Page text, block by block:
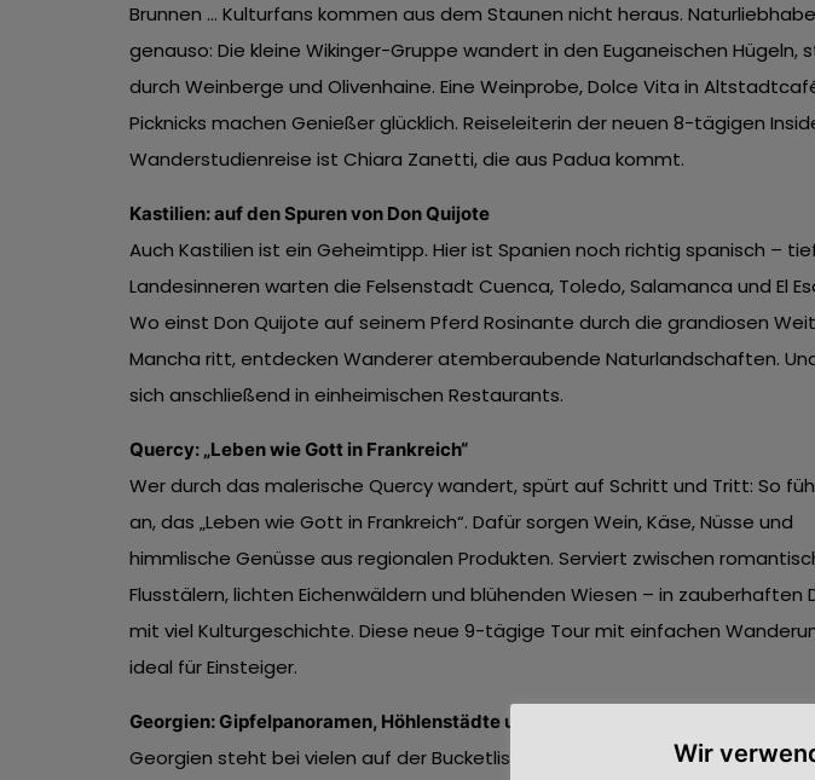
Brunnen … Kulturfans kommen aus dem Staunen nicht heraus.
genauso: Die kleine Wikinger-Gruppe wandert in den Euganeischen Hügeln,
durch Weinberge und Olivenhaine. Eine Weinprobe, Dolce Vita in
Picknicks machen Genießer glücklich. Reiseleiterin der neuen 8-tägigen
Wanderstudienreise ist Chiara Zanetti, die aus Padua kommt.
Kastilien: auf den Spuren von Don Quijote
Auch Kastilien ist ein Geheimtipp. Hier ist Spanien noch richtig spanisch –
Landesinneren warten die Felsenstadt Cuenca, Toledo, Salamanca und El
Wo einst Don Quijote auf seinem Pferd Rosinante durch die grandiosen
Mancha ritt, entdecken Wanderer atemberaubende Naturlandschaften.
sich anschließend in einheimischen Restaurants.
Quercy: „Leben wie Gott in Frankreich“
Wer durch das malerische Quercy wandert, spürt auf Schritt und Tritt: So
an, das „Leben wie Gott in Frankreich“. Dafür sorgen Wein, Käse, Nüsse und
himmlische Genüsse aus regionalen Produkten. Serviert zwischen
Flusstälern, lichten Eichenwäldern und blühenden Wiesen – in zauberhaften
mit viel Kulturgeschichte. Diese neue 9-tägige Tour mit einfachen
ideal für Einsteiger.
Georgien: Gipfelpanoramen, Höhlenstädte und „Chinkali“
Georgien steht bei vielen auf der Bucketlist. Wikinger Reisen hat dort eine
Wir